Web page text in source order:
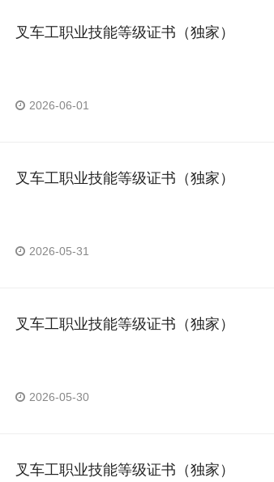
叉车工职业技能等级证书（独家）
2026-06-01
叉车工职业技能等级证书（独家）
2026-05-31
叉车工职业技能等级证书（独家）
2026-05-30
叉车工职业技能等级证书（独家）